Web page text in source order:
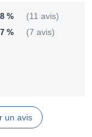
% (11 avis)
% (7 avis)
un avis